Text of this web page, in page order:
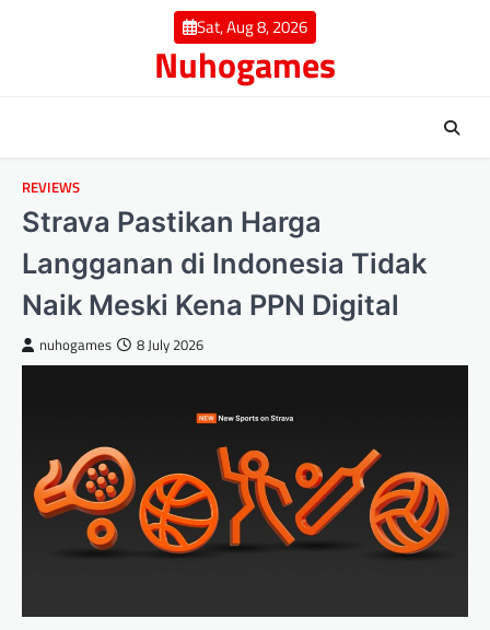
Sat, Aug 8, 2026
Nuhogames
REVIEWS
Strava Pastikan Harga
Langganan di Indonesia Tidak
Naik Meski Kena PPN Digital
nuhogames 8 July 2026